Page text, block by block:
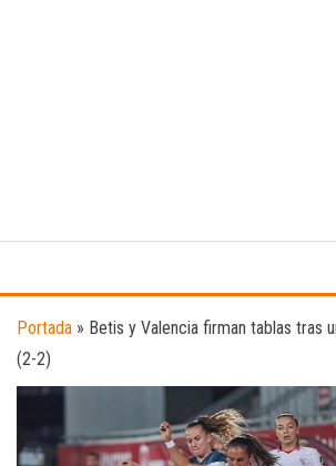
digital
el
música.
Portada » Betis y Valencia firman tablas tras
(2-2)